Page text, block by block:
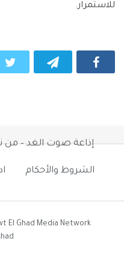
للاستمرار.
إذاعة صوت الغد – من
الشروط والأحكام
El Ghad Media Network